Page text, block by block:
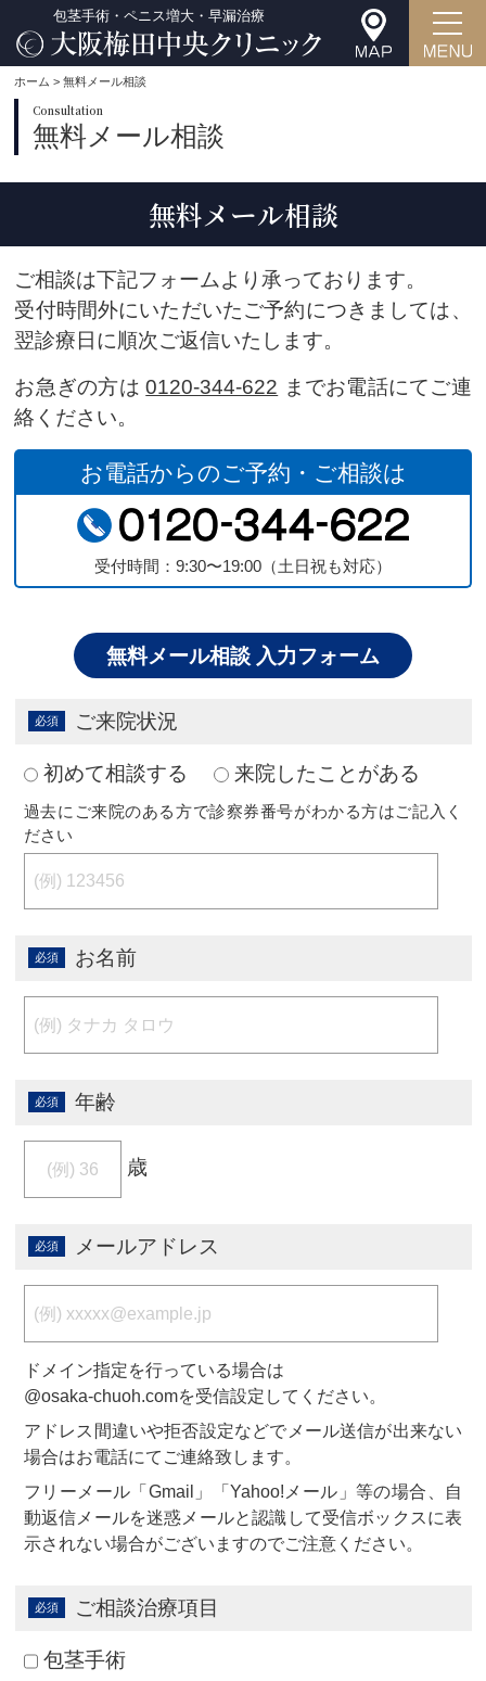
包茎手術・ペニス増大・早漏治療
ホーム > 無料メール相談
Consultation
無料メール相談
無料メール相談
ご相談は下記フォームより承っております。
受付時間外にいただいたご予約につきましては、
翌診療日に順次ご返信いたします。
お急ぎの方は0120-344-622 までお電話にてご連
絡ください。
お電話からのご予約・ご相談は
受付時間：9:30〜19:00（土日祝も対応）
無料メール相談 入力フォーム
ご来院状況
初めて相談する 来院したことがある
過去にご来院のある方で診察券番号がわかる方はご記入く
ださい
お名前
年齢
歳
メールアドレス
ドメイン指定を行っている場合は
@osaka-chuoh.comを受信設定してください。
アドレス間違いや拒否設定などでメール送信が出来ない
場合はお電話にてご連絡致します。
フリーメール「Gmail」「Yahoo!メール」等の場合、自
動返信メールを迷惑メールと認識して受信ボックスに表
示されない場合がございますのでご注意ください。
ご相談治療項目
包茎手術